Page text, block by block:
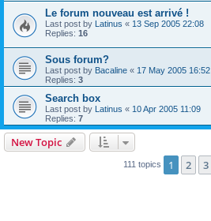
Le forum nouveau est arrivé !
Last post by Latinus « 13 Sep 2005 22:08
Replies: 16
Sous forum?
Last post by Bacaline « 17 May 2005 16:52
Replies: 3
Search box
Last post by Latinus « 10 Apr 2005 11:09
Replies: 7
New Topic
111 topics 1 2 3